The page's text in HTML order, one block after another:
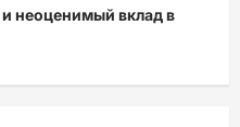
неоценимый вклад в